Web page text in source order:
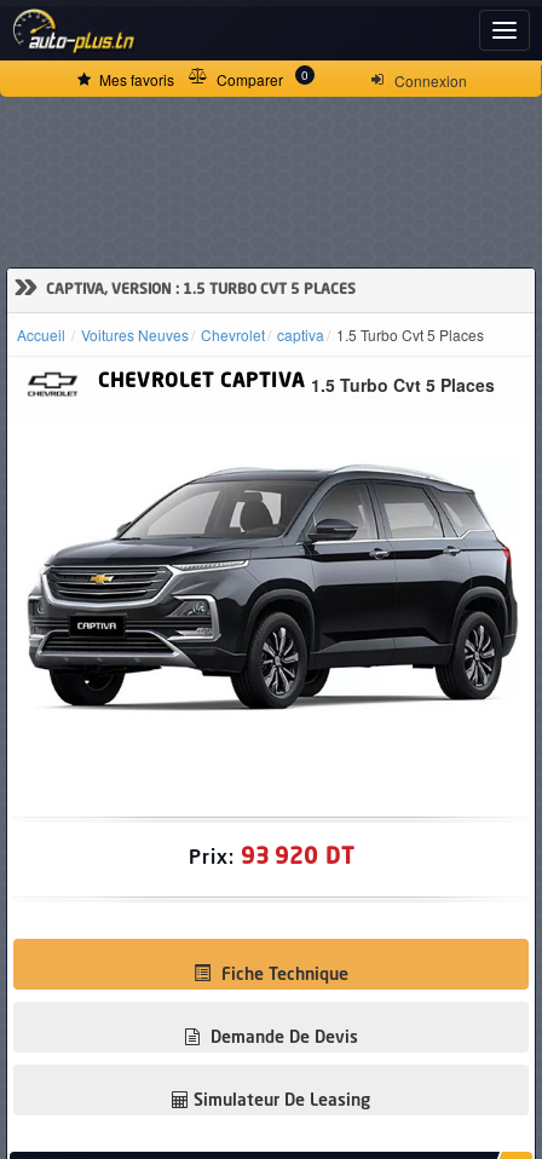
Connexion
Mes favoris Comparer 0
» CAPTIVA, VERSION : 1.5 TURBO CVT 5 PLACES
Accueil Voitures Neuves Chevrolet captiva 1.5 Turbo Cvt 5 Places
CHEVROLET CAPTIVA 1.5 Turbo Cvt 5 Places
Prix: 93 920 DT
Fiche Technique
Demande De Devis
Simulateur De Leasing
ACCUEIL
D'OCCASION
PNEUS